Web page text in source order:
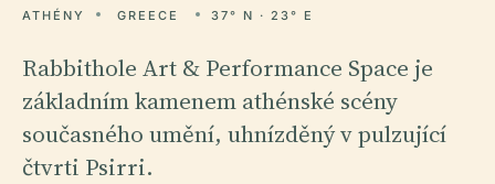
ATHÉNY GREECE 37° N · 23° E
Rabbithole Art & Performance Space je
základním kamenem athénské scény
současného umění, uhnízděný v pulzující
čtvrti Psirri.